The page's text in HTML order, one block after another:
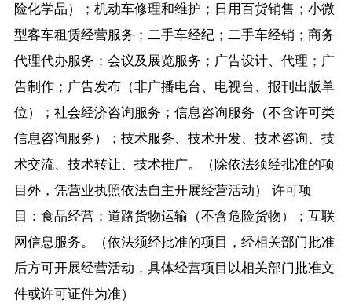
险化学品）；机动车修理和维护；日用百货销售；小微
型客车租赁经营服务；二手车经纪；二手车经销；商务
代理代办服务；会议及展览服务；广告设计、代理；广
告制作；广告发布（非广播电台、电视台、报刊出版单
位）；社会经济咨询服务；信息咨询服务（不含许可类
信息咨询服务）；技术服务、技术开发、技术咨询、技
术交流、技术转让、技术推广。（除依法须经批准的项
目外，凭营业执照依法自主开展经营活动） 许可项
目：食品经营；道路货物运输（不含危险货物）；互联
网信息服务。（依法须经批准的项目，经相关部门批准
后方可开展经营活动，具体经营项目以相关部门批准文
件或许可证件为准）